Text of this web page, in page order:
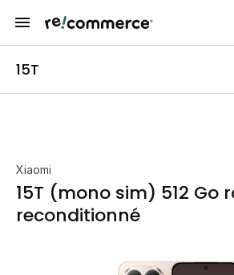
15T
Xiaomi
15T (mono sim) 512 Go
reconditionné